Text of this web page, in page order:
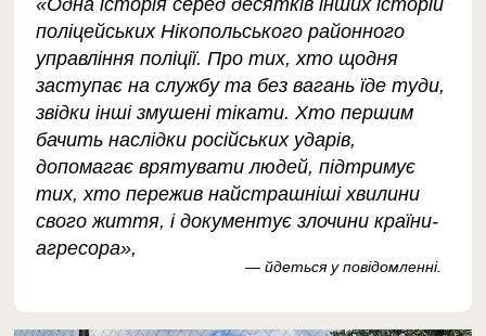
поліцейських Нікопольського районного
управління поліції. Про тих, хто щодня
заступає на службу та без вагань їде туди,
звідки інші змушені тікати. Хто першим
бачить наслідки російських ударів,
допомагає врятувати людей, підтримує
тих, хто пережив найстрашніші хвилини
свого життя, і документує злочини країни-
агресора»,
— йдеться у повідомленні.